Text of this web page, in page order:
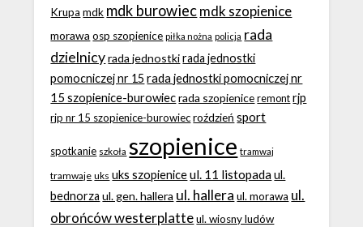
Krupa mdk mdk burowiecmdk szopienice
morawa osp szopienice piłka nożna policja rada
dzielnicy rada jednostki rada jednostki
pomocniczej nr 15 rada jednostki pomocniczej nr
15 szopienice-burowiec rada szopienice remont rjp
rjp nr 15 szopienice-burowiec roździeń sport
spotkanie szkoła szopienice tramwaj
tramwaje uks uks szopienice ul. 11 listopada ul.
bednorza ul. gen. hallera ul. hallera ul. morawa ul.
obrońców westerplatte ul. wiosny ludów